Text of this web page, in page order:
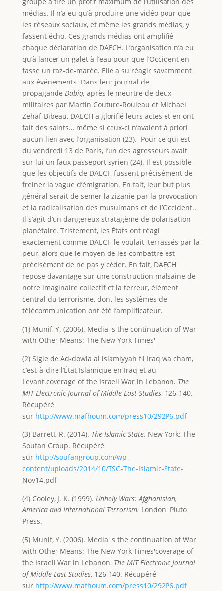
médias. Il n’a eu qu’à produire une vidéo pour que
les réseaux sociaux, et même les grands médias, y
fassent écho. Ces grands médias ont amplifié
chaque déclaration de DAECH. L’organisation n’a eu
qu’à lancer un galet à l’eau pour que l’Occident en
fasse un raz-de-marée. Elle a su réagir savamment
aux événements. Dans leur journal de
propagande Dabiq, après le meurtre de deux
militaires par Martin Couture-Rouleau et Michael
Zehaf-Bibeau, DAECH a glorifié leurs actes et en ont
fait des saints… même si ceux-ci n’avaient à priori
aucun lien avec l’organisation (23). Pour ce qui est
du vendredi 13 de Paris, l’un des agresseurs avait
sur lui un faux passeport syrien (24). Il est possible
que les objectifs de DAECH fussent précisément de
freiner la vague d’émigration. En fait, leur but plus
général serait de semer la zizanie par la provocation
et la radicalisation des musulmans et de l’Occident..
Il s’agit d’un dangereux stratagème de polarisation
planétaire. Tristement, les États ont réagi
exactement comme DAECH le voulait, terrassés par la
peur, alors que le moyen de les combattre est
précisément de ne pas y céder. En fait, DAECH
repose davantage sur une construction malsaine de
notre imaginaire collectif et la terreur, élément
central du terrorisme, dont les systèmes de
télécommunication ont été l’amplificateur.
(1) Munif, Y. (2006). Media is the continuation of War
with Other Means: The New York Times'
(2) Sigle de Ad-dowla al islamiyyah fil Iraq wa cham,
c’est-à-dire l’État Islamique en Iraq et au
Levant.coverage of the Israeli War in Lebanon. The
MIT Electronic Journal of Middle East Studies, 126-140.
Récupéré
sur http://www.mafhoum.com/press10/292P6.pdf
(3) Barrett, R. (2014). The Islamic State. New York: The
Soufan Group. Récupéré
sur http://soufangroup.com/wp-
content/uploads/2014/10/TSG-The-Islamic-State-
Nov14.pdf
(4) Cooley, J. K. (1999). Unholy Wars: Afghanistan,
America and International Terrorism. London: Pluto
Press.
(5) Munif, Y. (2006). Media is the continuation of War
with Other Means: The New York Times'coverage of
the Israeli War in Lebanon. The MIT Electronic Journal
of Middle East Studies, 126-140. Récupéré
sur http://www.mafhoum.com/press10/292P6.pdf